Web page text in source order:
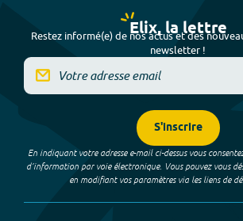
Elix, la lettre
Restez informé(e) de nos actus et des
newsletter !
S'inscrire
En indiquant votre adresse e-mail ci-dessus vous
d’information par voie électronique. Vous pouvez vous
en modifiant vos paramètres via les liens de